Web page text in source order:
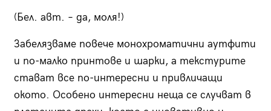
(Бел. авт. – да, моля!)
Забелязваме повече монохроматични аутфити
и по-малко принтове и шарки, а текстурите
стават все по-интересни и привличащи
окото. Особено интересни неща се случват в